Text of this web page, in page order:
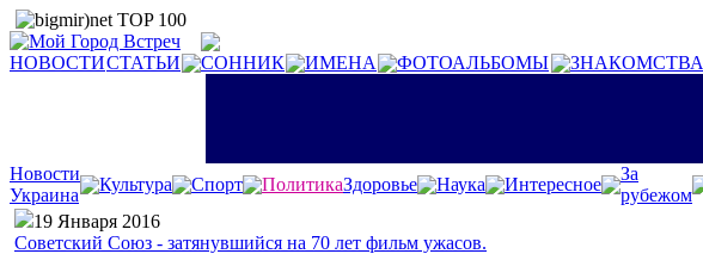
НОВОСТИСТАТЬИ СОННИК ИМЕНА ФОТОАЛЬБОМЫ ЗНАКОМСТВА
Новости
Украина
Культура Спорт ПолитикаЗдоровье Наука Интересное
За
рубежом
19 Января 2016
Советский Союз - затянувшийся на 70 лет фильм ужасов.